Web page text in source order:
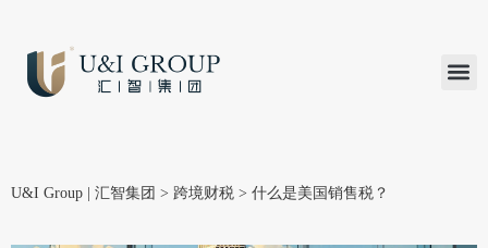
U&I Group | 汇智集团 > 跨境财税 > 什么是美国销售税？